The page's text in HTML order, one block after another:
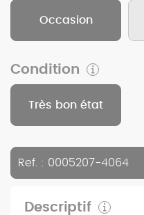
Occasion
Condition
Très bon état
Ref. : 0005207-4064
Descriptif